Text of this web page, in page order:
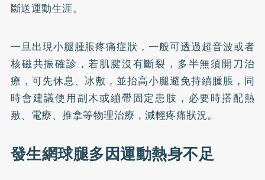
斷送運動生涯。
一旦出現小腿腫脹疼痛症狀，一般可透過超音波或者
核磁共振確診，若肌腱沒有斷裂，多半無須開刀治
療，可先休息、冰敷，並抬高小腿避免持續腫脹，同
時會建議使用副木或繃帶固定患肢，必要時搭配熱
敷、電療、推拿等物理治療，減輕疼痛狀況。
發生網球腿多因運動熱身不足